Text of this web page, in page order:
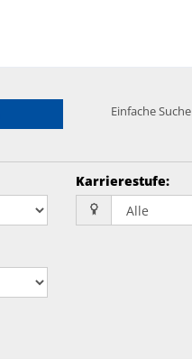
Einfache Suche
Karrierestufe: